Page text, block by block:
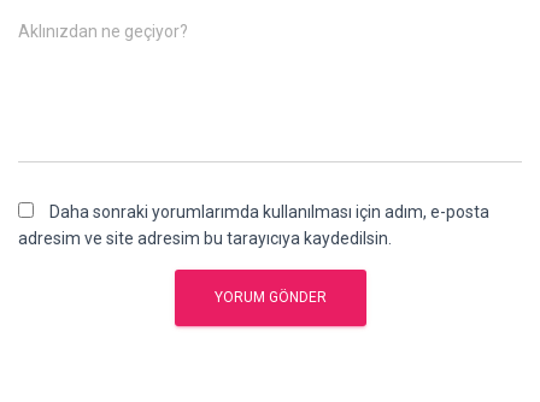
Aklınızdan ne geçiyor?
Daha sonraki yorumlarımda kullanılması için adım, e-posta
adresim ve site adresim bu tarayıcıya kaydedilsin.